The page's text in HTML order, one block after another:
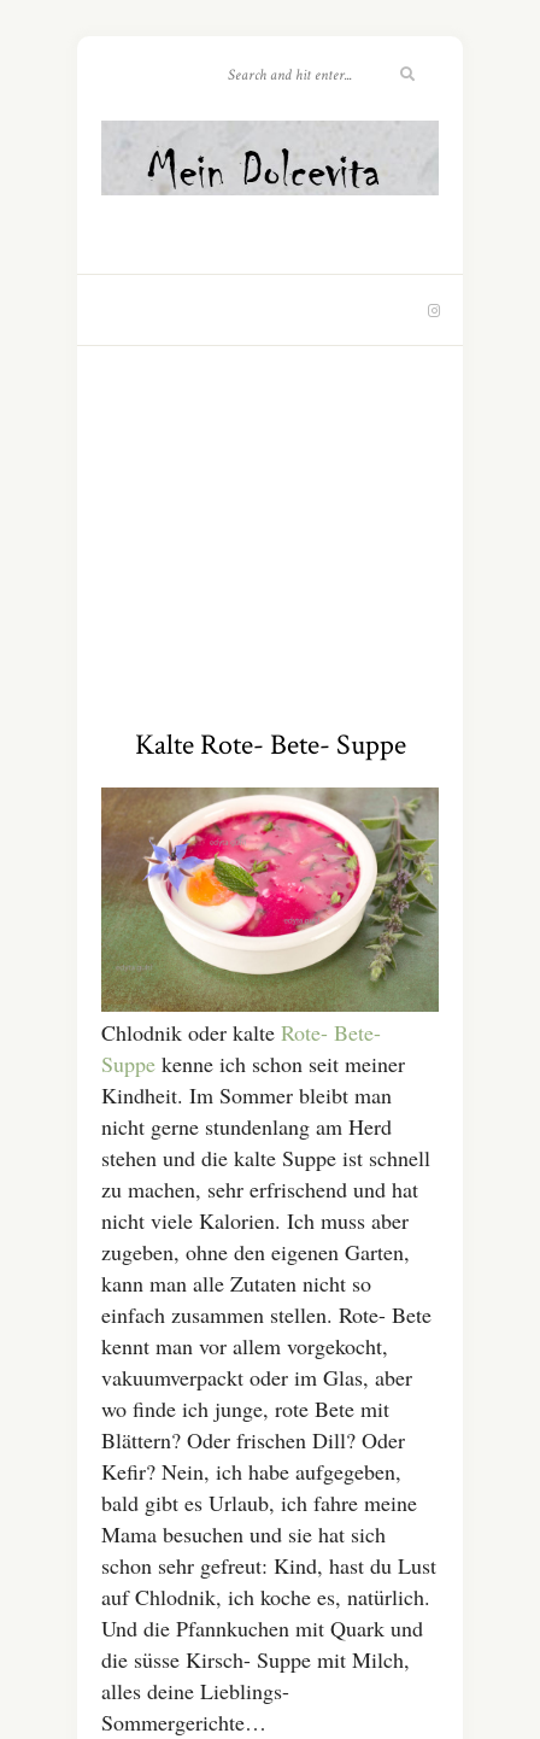
Kalte Rote- Bete- Suppe
Chlodnik oder kalte Rote- Bete-
Suppe kenne ich schon seit meiner
Kindheit. Im Sommer bleibt man
nicht gerne stundenlang am Herd
stehen und die kalte Suppe ist schnell
zu machen, sehr erfrischend und hat
nicht viele Kalorien. Ich muss aber
zugeben, ohne den eigenen Garten,
kann man alle Zutaten nicht so
einfach zusammen stellen. Rote- Bete
kennt man vor allem vorgekocht,
vakuumverpackt oder im Glas, aber
wo finde ich junge, rote Bete mit
Blättern? Oder frischen Dill? Oder
Kefir? Nein, ich habe aufgegeben,
bald gibt es Urlaub, ich fahre meine
Mama besuchen und sie hat sich
schon sehr gefreut: Kind, hast du Lust
auf Chlodnik, ich koche es, natürlich.
Und die Pfannkuchen mit Quark und
die süsse Kirsch- Suppe mit Milch,
alles deine Lieblings-
Sommergerichte…